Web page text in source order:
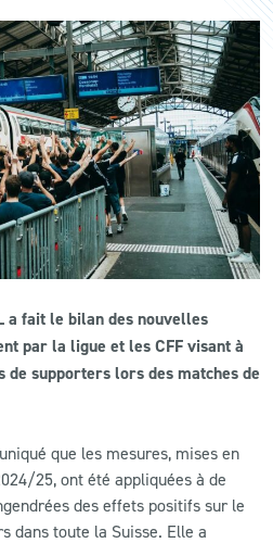
a fait le bilan des nouvelles
par la ligue et les CFF visant à
supporters lors des matches de
que les mesures, mises en
25, ont été appliquées à de
des effets positifs sur le
dans toute la Suisse. Elle a